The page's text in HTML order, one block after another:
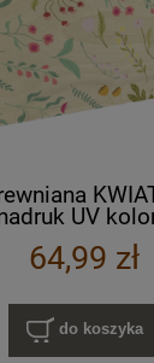
UV
64,99 zł
do koszyka